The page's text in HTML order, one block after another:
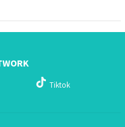
Tiktok